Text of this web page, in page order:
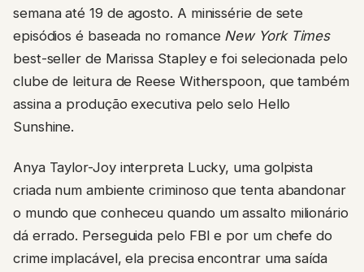
semana até 19 de agosto. A minissérie de sete
episódios é baseada no romance New York Times
best-seller de Marissa Stapley e foi selecionada pelo
clube de leitura de Reese Witherspoon, que também
assina a produção executiva pelo selo Hello
Sunshine.
Anya Taylor-Joy interpreta Lucky, uma golpista
criada num ambiente criminoso que tenta abandonar
o mundo que conheceu quando um assalto milionário
dá errado. Perseguida pelo FBI e por um chefe do
crime implacável, ela precisa encontrar uma saída